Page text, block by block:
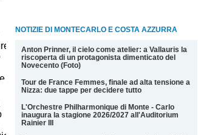
NOTIZIE DI MONTECARLO E COSTA AZZURRA
Anton Prinner, il cielo come atelier: a Vallauris la
riscoperta di un protagonista dimenticato del
Novecento (Foto)
Tour de France Femmes, finale ad alta tensione a
Nizza: due tappe per decidere tutto
L'Orchestre Philharmonique di Monte - Carlo
inaugura la stagione 2026/2027 all'Auditorium
Rainier III